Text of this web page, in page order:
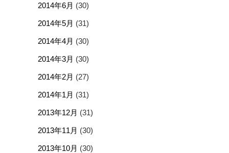
2014年6月 (30)
2014年5月 (31)
2014年4月 (30)
2014年3月 (30)
2014年2月 (27)
2014年1月 (31)
2013年12月 (31)
2013年11月 (30)
2013年10月 (30)